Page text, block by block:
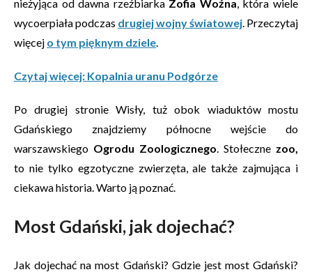
nieżyjąca od dawna rzeźbiarka Zofia Woźna, która wiele
wycoerpiała podczas drugiej wojny światowej. Przeczytaj
więcej o tym pięknym dziele.
Czytaj więcej: Kopalnia uranu Podgórze
Po drugiej stronie Wisły, tuż obok wiaduktów mostu
Gdańskiego znajdziemy północne wejście do
warszawskiego Ogrodu Zoologicznego. Stołeczne zoo,
to nie tylko egzotyczne zwierzęta, ale także zajmująca i
ciekawa historia. Warto ją poznać.
Most Gdański, jak dojechać?
Jak dojechać na most Gdański? Gdzie jest most Gdański?